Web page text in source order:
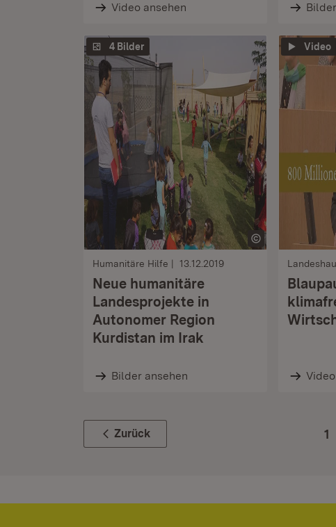
Video ansehen
4 Bilder
Humanitäre Hilfe 13.12.2019
Neue humanitäre
Landesprojekte in
Autonomer Region
Kurdistan im Irak
Bilder ansehen
Video
Zurück 1